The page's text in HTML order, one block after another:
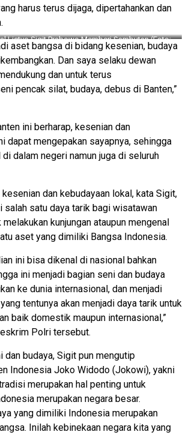
harus terus dijaga, dipertahankan dan
Listyo Sigit Prabowo Memberi Sambutan (Foto:
Istimewa)
aset bangsa di bidang kesenian, budaya
Dan saya selaku dewan
dan untuk terus
pencak silat, budaya, debus di Banten,”
ini berharap, kesenian dan
dapat mengepakan sayapnya, sehingga
dalam negeri namun juga di seluruh
dan kebudayaan lokal, kata Sigit,
salah satu daya tarik bagi wisatawan
melakukan kunjungan ataupun mengenal
aset yang dimiliki Bangsa Indonesia.
ini bisa dikenal di nasional bahkan
ini menjadi bagian seni dan budaya
ke dunia internasional, dan menjadi
tentunya akan menjadi daya tarik untuk
baik domestik maupun internasional,”
Polri tersebut.
dan budaya, Sigit pun mengutip
Indonesia Joko Widodo (Jokowi), yakni
merupakan hal penting untuk
merupakan negara besar.
yang dimiliki Indonesia merupakan
Inilah kebinekaan negara kita yang